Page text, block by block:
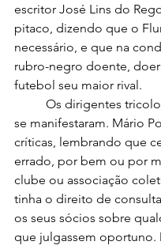
escritor José Lins do
pitaco, dizendo que o
necessário, e que na
rubro-negro doente,
futebol seu maior rival.
se manifestaram. Mário
críticas, lembrando que
errado, por bem ou por
clube ou associação
tinha o direito de
os seus sócios sobre
que julgassem oportuno.